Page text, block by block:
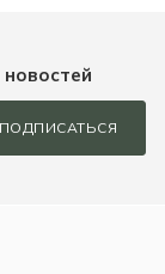
ПОДПИСАТЬСЯ